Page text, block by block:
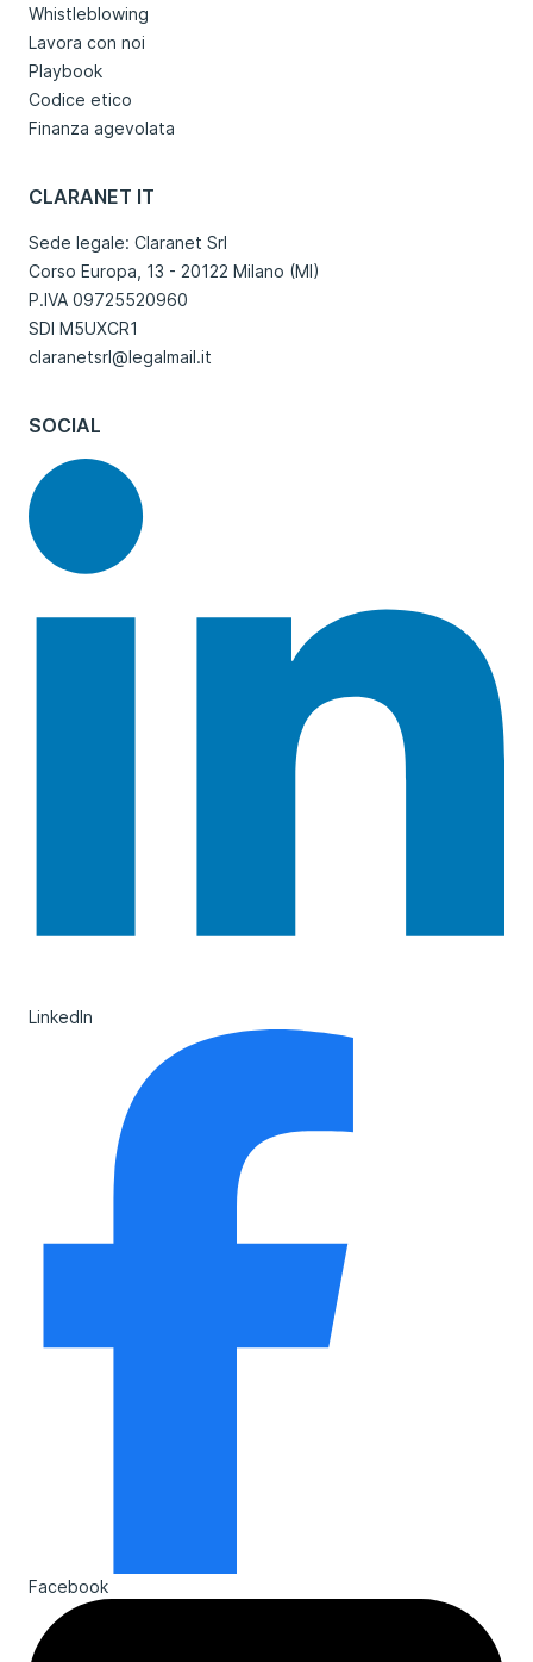
Whistleblowing
Lavora con noi
Playbook
Codice etico
Finanza agevolata
CLARANET IT
Sede legale: Claranet Srl
Corso Europa, 13 - 20122 Milano (MI)
P.IVA 09725520960
SDI M5UXCR1
claranetsrl@legalmail.it
SOCIAL
LinkedIn
Facebook